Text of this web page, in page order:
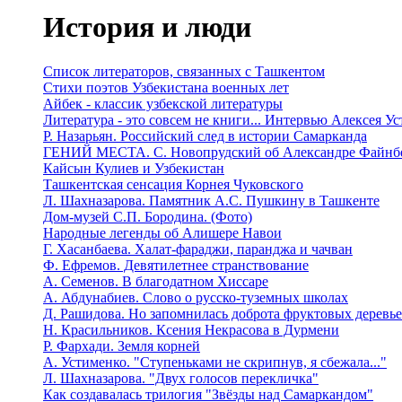
История и люди
Список литераторов, связанных с Ташкентом
Стихи поэтов Узбекистана военных лет
Айбек - классик узбекской литературы
Литература - это совсем не книги... Интервью Алексея
Р. Назарьян. Российский след в истории Самарканда
ГЕНИЙ МЕСТА. C. Новопрудский об Александре
Кайсын Кулиев и Узбекистан
Ташкентская сенсация Корнея Чуковского
Л. Шахназарова. Памятник А.С. Пушкину в Ташкенте
Дом-музей С.П. Бородина. (Фото)
Народные легенды об Алишере Навои
Г. Хасанбаева. Халат-фараджи, паранджа и чачван
Ф. Ефремов. Девятилетнее странствование
А. Семенов. В благодатном Хиссаре
А. Абдунабиев. Слово о русско-туземных школах
Д. Рашидова. Но запомнилась доброта фруктовых
Н. Красильников. Ксения Некрасова в Дурмени
Р. Фархади. Земля корней
А. Устименко. "Ступеньками не скрипнув, я сбежала..."
Л. Шахназарова. "Двух голосов перекличка"
Как создавалась трилогия "Звёзды над Самаркандом"